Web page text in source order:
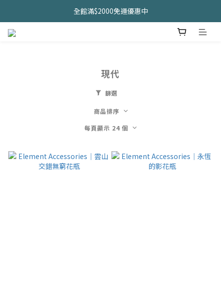
久坐神器>>坐&靠墊組合只要$1488
全館滿$2000免運優惠中
現代
篩選
商品排序
每頁顯示 24 個